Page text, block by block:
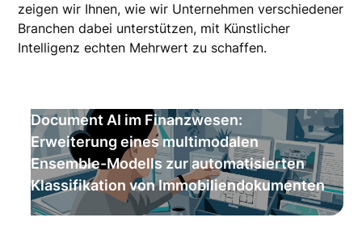
zeigen wir Ihnen, wie wir Unternehmen verschiedener
Branchen dabei unterstützen, mit Künstlicher
Intelligenz echten Mehrwert zu schaffen.
Document AI im Finanzwesen:
Erweiterung eines multimodalen
Ensemble-Modells zur automatisierten
Klassifikation von Immobiliendokumenten